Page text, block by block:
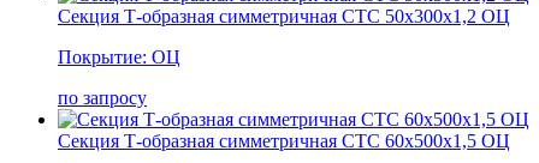
Секция Т-образная симметричная СТС 50х300х1,2 ОЦ
Покрытие: ОЦ
по запросу
Секция Т-образная симметричная СТС 60х500х1,5 ОЦ